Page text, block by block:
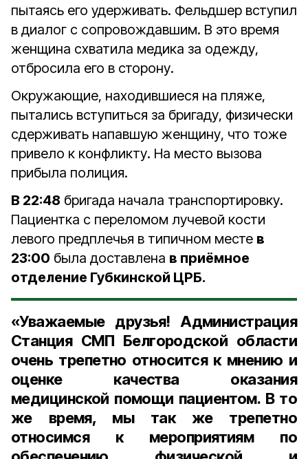
пытаясь его удерживать. Фельдшер вступил
в диалог с сопровождавшим. В это время
женщина схватила медика за одежду,
отбросила его в сторону.
Окружающие, находившиеся на пляже,
пытались вступиться за бригаду, физически
сдерживать напавшую женщину, что тоже
привело к конфликту. На место вызова
прибыла полиция.
В 22:48 бригада начала транспортировку.
Пациентка с переломом лучевой кости
левого предплечья в типичном месте в
23:00 была доставлена в приёмное
отделение Губкинской ЦРБ.
«Уважаемые друзья! Администрация
Станция СМП Белгородской области
очень трепетно относится к мнению и
оценке качества оказания
медицинской помощи пациентом. В то
же время, мы так же трепетно
относимся к мероприятиям по